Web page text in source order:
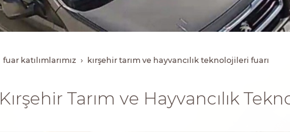
fuar katilimlarimiz kırşehir tarım ve hayvancılık teknolojileri fuarı
Kırşehir Tarım ve Hayvancılık